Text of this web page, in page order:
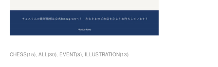
CHESS(15) ALL(30) EVENT(8) ILLUSTRATION(13)